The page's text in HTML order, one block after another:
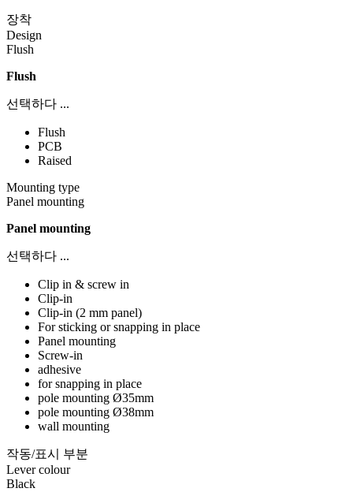
장착
Design
Flush
Flush
선택하다 ...
Flush
PCB
Raised
Mounting type
Panel mounting
Panel mounting
선택하다 ...
Clip in & screw in
Clip-in
Clip-in (2 mm panel)
For sticking or snapping in place
Panel mounting
Screw-in
adhesive
for snapping in place
pole mounting Ø35mm
pole mounting Ø38mm
wall mounting
작동/표시 부분
Lever colour
Black